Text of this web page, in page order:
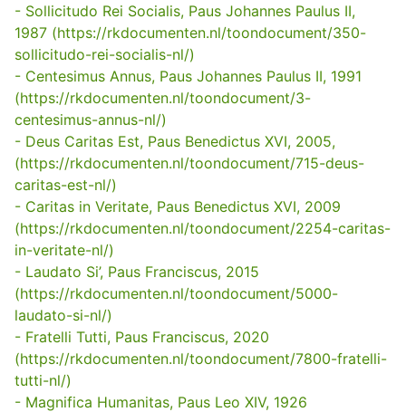
- Sollicitudo Rei Socialis, Paus Johannes Paulus II,
1987 (https://rkdocumenten.nl/toondocument/350-
sollicitudo-rei-socialis-nl/)
- Centesimus Annus, Paus Johannes Paulus II, 1991
(https://rkdocumenten.nl/toondocument/3-
centesimus-annus-nl/)
- Deus Caritas Est, Paus Benedictus XVI, 2005,
(https://rkdocumenten.nl/toondocument/715-deus-
caritas-est-nl/)
- Caritas in Veritate, Paus Benedictus XVI, 2009
(https://rkdocumenten.nl/toondocument/2254-caritas-
in-veritate-nl/)
- Laudato Si’, Paus Franciscus, 2015
(https://rkdocumenten.nl/toondocument/5000-
laudato-si-nl/)
- Fratelli Tutti, Paus Franciscus, 2020
(https://rkdocumenten.nl/toondocument/7800-fratelli-
tutti-nl/)
- Magnifica Humanitas, Paus Leo XIV, 1926